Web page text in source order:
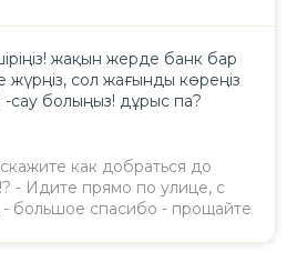
жақын жерде банк бар
жүрңіз, сол жағынды көреңіз
-сау болыңыз! дұрыс па?
как добраться до
- Идите прямо по улице, с
- большое спасибо - прощайте